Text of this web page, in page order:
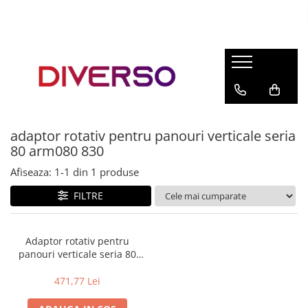
ASA
SILK
TPU
HIPS
MULTIMATERIAL
adaptor rotativ pentru panouri verticale seria
80 arm080 830
Afiseaza: 1-1 din 1 produse
FILTRE
Adaptor rotativ pentru
panouri verticale seria 80
multiple)
471,77 Lei